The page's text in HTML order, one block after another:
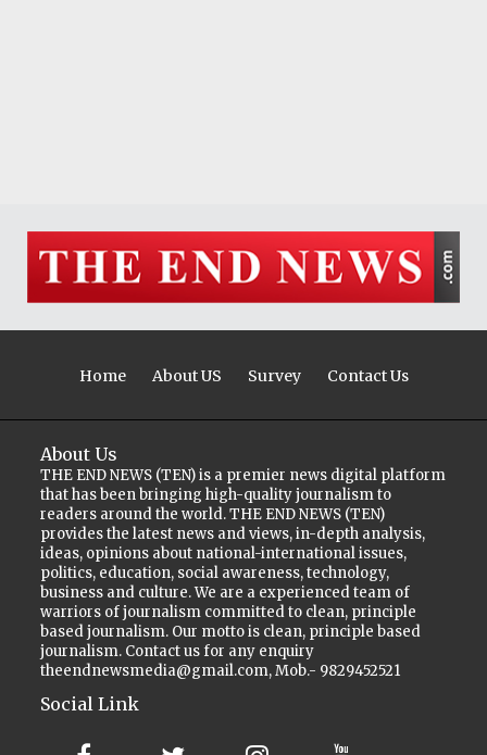
Home About US Survey Contact Us
About Us
THE END NEWS (TEN) is a premier news digital platform
that has been bringing high-quality journalism to
readers around the world. THE END NEWS (TEN)
provides the latest news and views, in-depth analysis,
ideas, opinions about national-international issues,
politics, education, social awareness, technology,
business and culture. We are a experienced team of
warriors of journalism committed to clean, principle
based journalism. Our motto is clean, principle based
journalism. Contact us for any enquiry
theendnewsmedia@gmail.com, Mob.- 9829452521
Social Link